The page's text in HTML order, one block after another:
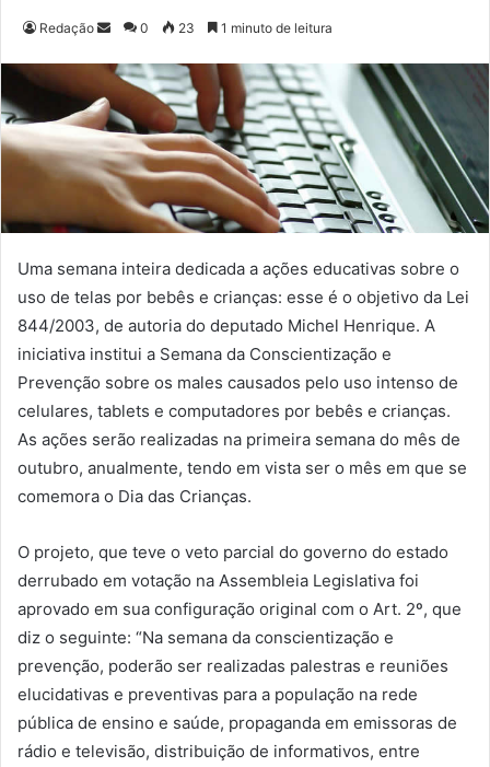
Redação
n
d
e
u
m
-
m
a
i
0 23 1 minuto de leitura
Uma semana inteira dedicada a ações educativas sobre o
uso de telas por bebês e crianças: esse é o objetivo da Lei
844/2003, de autoria do deputado Michel Henrique. A
iniciativa institui a Semana da Conscientização e
Prevenção sobre os males causados pelo uso intenso de
celulares, tablets e computadores por bebês e crianças.
As ações serão realizadas na primeira semana do mês de
outubro, anualmente, tendo em vista ser o mês em que se
comemora o Dia das Crianças.
O projeto, que teve o veto parcial do governo do estado
derrubado em votação na Assembleia Legislativa foi
aprovado em sua configuração original com o Art. 2º, que
diz o seguinte: “Na semana da conscientização e
prevenção, poderão ser realizadas palestras e reuniões
elucidativas e preventivas para a população na rede
pública de ensino e saúde, propaganda em emissoras de
rádio e televisão, distribuição de informativos, entre